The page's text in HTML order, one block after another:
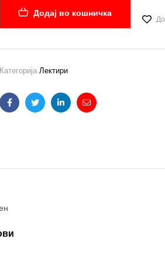
Додај во кошничка
Категорија Лектири
FacebookTwitterLinkedinEmail